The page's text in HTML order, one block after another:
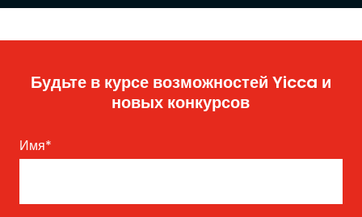
Будьте в курсе возможностей Yicca и
новых конкурсов
Имя*